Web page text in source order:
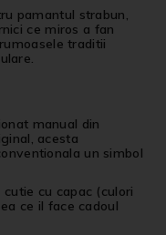
pamantul strabun,
ce miros a fan
traditii
manual din
acesta
un simbol
cu capac (culori
ce il face cadoul